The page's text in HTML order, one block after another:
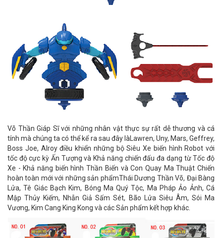
Võ Thần Giáp Sĩ với những nhân vật thực sự rất dễ thương và cá
tính mà chúng ta có thể kể ra sau đây làLawren, Uny, Mars, Geffrey,
Boss Joe, Alroy điều khiển những bộ Siêu Xe biến hình Robot với
tốc độ cực kỳ Ấn Tượng và Khả năng chiến đấu đa dạng từ Tốc độ
Xe - Khả năng biến hình Thần Biến và Con Quay Ma Thuật Chiến
hoàn toàn mới với những sản phẩmThái Dương Thần Võ, Đại Bàng
Lửa, Tê Giác Bạch Kim, Bóng Ma Quý Tộc, Ma Pháp Ảo Ảnh, Cá
Mập Thủy Kiếm, Nhẫn Giả Sấm Sét, Bão Lửa Siêu Âm, Sói Ma
Vương, Kim Cang King Kong và các Sản phẩm kết hợp khác.